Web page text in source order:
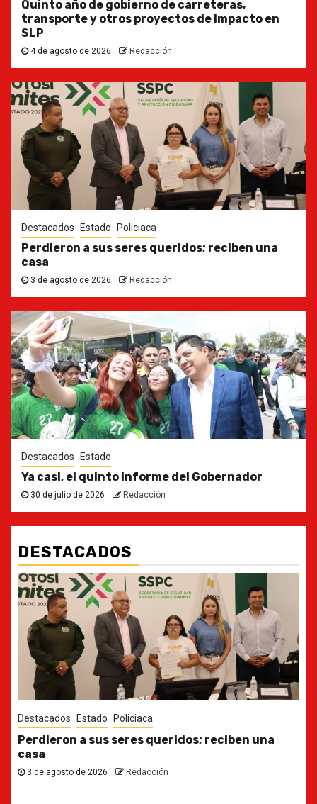
Quinto año de gobierno de carreteras,
transporte y otros proyectos de impacto en
SLP
4 de agosto de 2026 Redacción
Destacados Estado Policiaca
Perdieron a sus seres queridos; reciben una
casa
3 de agosto de 2026 Redacción
Destacados Estado
Ya casi, el quinto informe del Gobernador
30 de julio de 2026 Redacción
DESTACADOS
Destacados Estado
Ya casi, el quinto informe del Gobernador
30 de julio de 2026